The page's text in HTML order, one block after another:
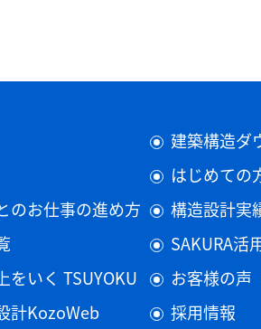
のお仕事の進め方
をいく TSUYOKU
計KozoWeb
建築構造ダ
はじめての
構造設計実
SAKURA活
お客様の声
採用情報